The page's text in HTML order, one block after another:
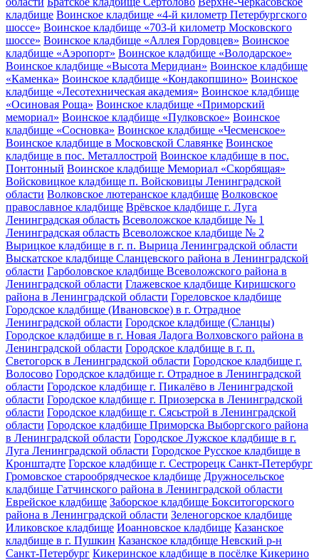
кладбище Воинское кладбище «4-й километр Петербургского
шоссе» Воинское кладбище «703-й километр Московского
шоссе» Воинское кладбище «Аллея Гордовцев» Воинское
кладбище «Аэропорт» Воинское кладбище «Володарское»
Воинское кладбище «Высота Меридиан» Воинское кладбище
«Каменка» Воинское кладбище «Кондакопшино» Воинское
кладбище «Лесотехническая академия» Воинское кладбище
«Осиновая Роща» Воинское кладбище «Приморский
мемориал» Воинское кладбище «Пулковское» Воинское
кладбище «Сосновка» Воинское кладбище «Чесменское»
Воинское кладбище в Московской Славянке Воинское
кладбище в пос. Металлострой Воинское кладбище в пос.
Понтонный Воинское кладбище Мемориал «Скорбящая»
Войсковицкое кладбище п. Войсковицы Ленинградской
области Волковское лютеранское кладбище Волковское
православное кладбище Врёвское кладбище г. Луга
Ленинградская область Всеволожское кладбище № 1
Ленинградская область Всеволожское кладбище № 2
Вырицкое кладбище в г. п. Вырица Ленинградской области
Выскатское кладбище Сланцевского района в Ленинградской
области Гарболовское кладбище Всеволожского района в
Ленинградской области Глажевское кладбище Киришского
района в Ленинградской области Гореловское кладбище
Городское кладбище (Ивановское) в г. Отрадное
Ленинградской области Городское кладбище (Сланцы)
Городское кладбище в г. Новая Ладога Волховского района в
Ленинградской области Городское кладбище в г. п.
Светогорск в Ленинградской области Городское кладбище г.
Волосово Городское кладбище г. Отрадное в Ленинградской
области Городское кладбище г. Пикалёво в Ленинградской
области Городское кладбище г. Приозерска в Ленинградской
области Городское кладбище г. Сясьстрой в Ленинградской
области Городское кладбище Приморска Выборгского района
в Ленинградской области Городское Лужское кладбище в г.
Луга Ленинградской области Городское Русское кладбище в
Кронштадте Горское кладбище г. Сестрорецк Санкт-Петербург
Громовское старообрядческое кладбище Дружносельское
кладбище Гатчинского района в Ленинградской области
Еврейское кладбище Заборское кладбище Бокситогорского
района в Ленинградской области Зеленогорское кладбище
Иликовское кладбище Иоанновское кладбище Казанское
кладбище в г. Пушкин Казанское кладбище Невский р-н
Санкт-Петербург Кикеринское кладбище в посёлке Кикерино